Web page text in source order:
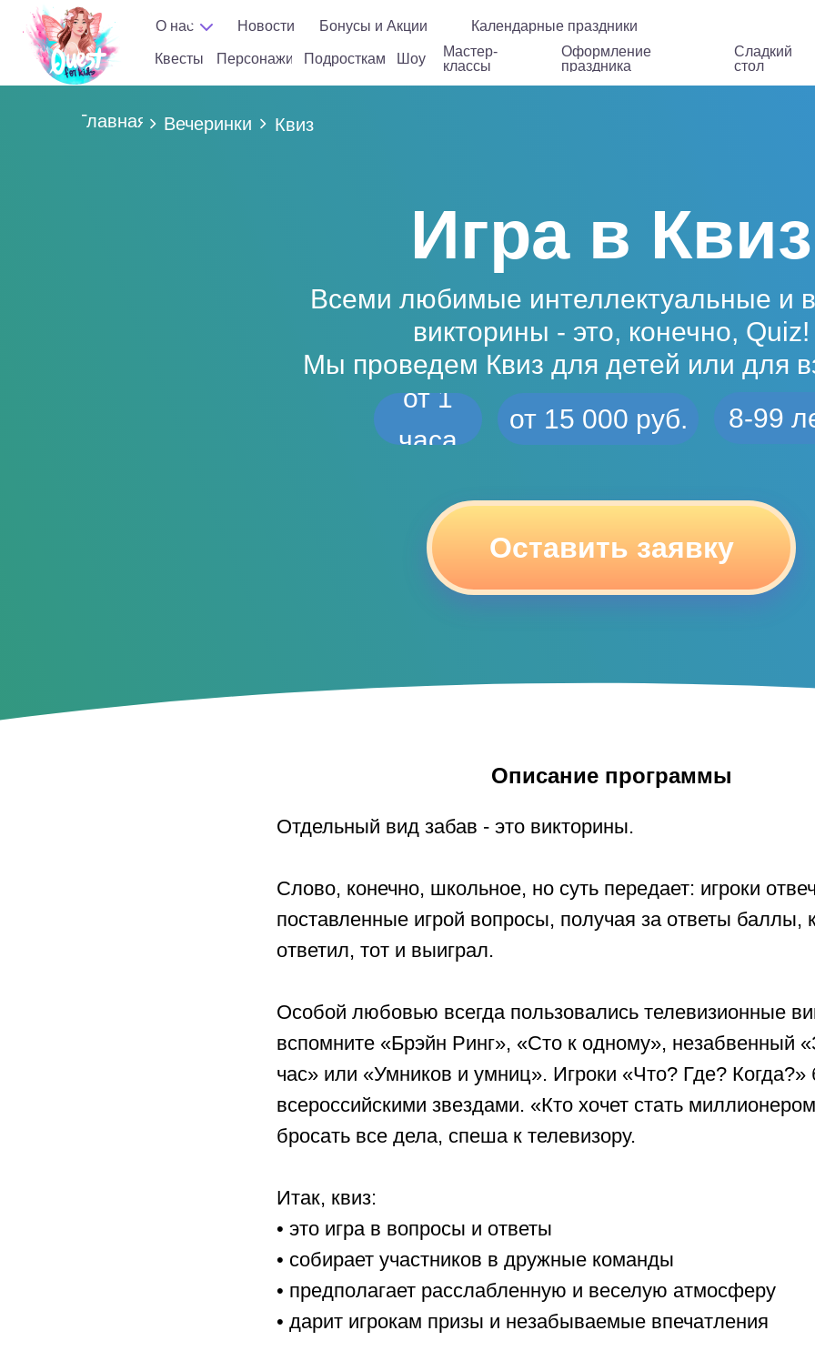
Квесты Персонажи Подросткам Шоу
Мастер-
классы
Оформление
праздника
Сладкий
стол
Новости
О нас Календарные праздники
Бонусы и Акции
Квесты Персонажи Подросткам Шоу
Мастер-
классы
Оформление
праздника
Вечеринки
Главная
Игра в Квиз
Всеми любимые интеллектуальные и
викторины - это, конечно, Quiz!
Мы проведем Квиз для детей или для
Оставить заявку
Квиз
от 1
часа
от 15 000 руб. 8-99
Описание программы
Отдельный вид забав - это викторины.
Слово, конечно, школьное, но суть передает: игроки
поставленные игрой вопросы, получая за ответы баллы,
ответил, тот и выиграл.
Особой любовью всегда пользовались телевизионные
вспомните «Брэйн Ринг», «Сто к одному», незабвенный
час» или «Умников и умниц». Игроки «Что? Где?
всероссийскими звездами. «Кто хочет стать
бросать все дела, спеша к телевизору.
Итак, квиз:
• это игра в вопросы и ответы
• собирает участников в дружные команды
• предполагает расслабленную и веселую атмосферу
• дарит игрокам призы и незабываемые впечатления